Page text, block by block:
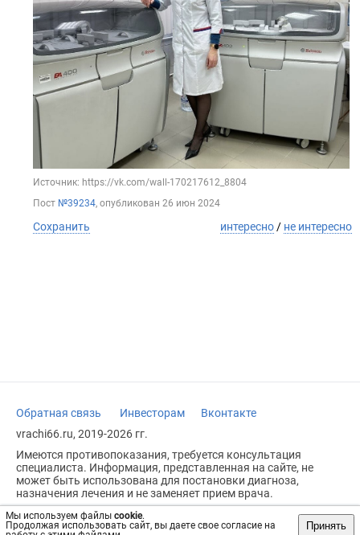
Мы используем файлы cookie.
Продолжая использовать сайт, вы даете свое согласие на
Принять
Источник: https://vk.com/wall-170217612_8804
Пост №39234, опубликован 26 июн 2024
Сохранить интересно/ не интересно
Обратная связь Инвесторам
Вконтакте
vrachi66.ru, 2019-2026 гг.
Имеются противопоказания, требуется консультация
специалиста. Информация, представленная на сайте, не
может быть использована для постановки диагноза,
назначения лечения и не заменяет прием врача.
Возрастное ограничение: 18+